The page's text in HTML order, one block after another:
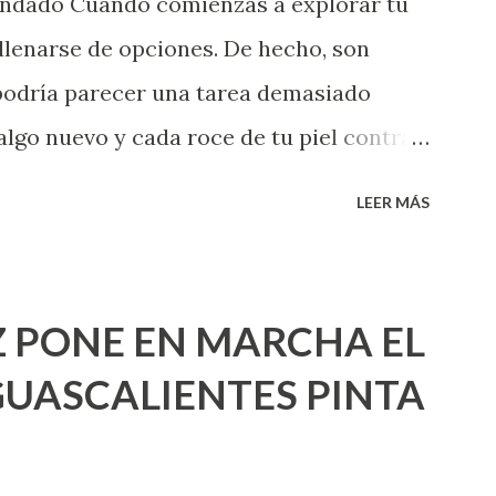
de opciones. De hecho, son
parecer una tarea demasiado
nuevo y cada roce de tu piel contra
cuando aún no conoces ni la mitad de
quienes ya han tenido relaciones
en el tema. Siempre hay algo
que conocer. Si eres una
LEER MÁS
EN MARCHA EL
PINTA